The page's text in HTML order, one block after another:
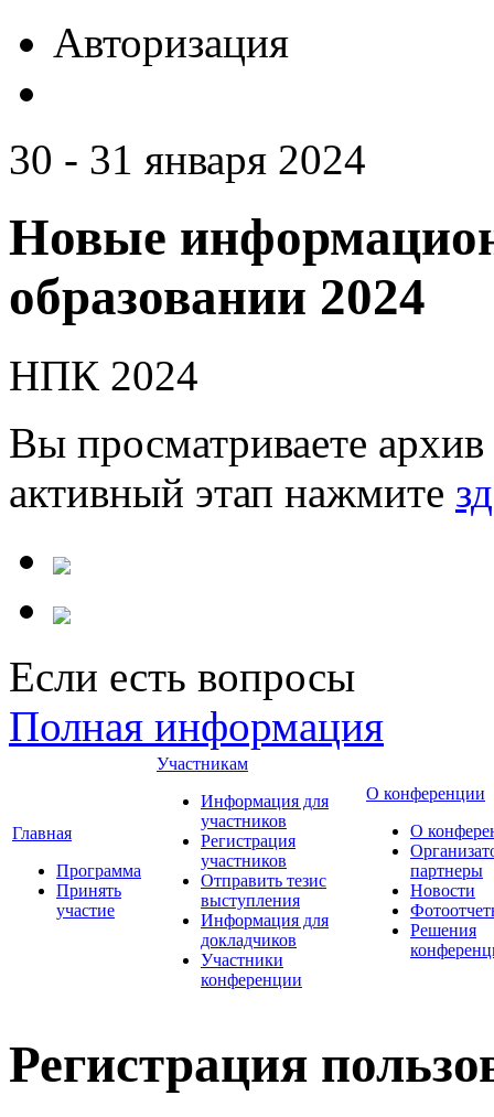
Авторизация
30 - 31 января 2024
Новые
образовании 2024
НПК 2024
Вы просматриваете
активный этап нажмите
Если есть вопросы
Полная информация
Главная
Программа
Принять
участие
Участникам
Информация для
участников
Регистрация
участников
Отправить тезис
выступления
Информация для
докладчиков
Участники
конференции
О конференции
О
партнеры
Новости
Решения
Регистрация